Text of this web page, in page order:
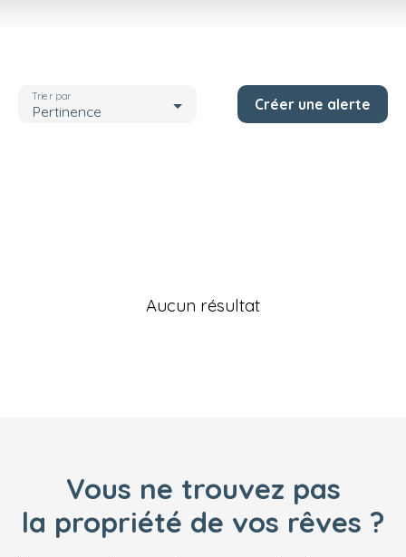
Budget max (€)
Pertinence
Trier par Créer une alerte
Aucun résultat
Vous ne trouvez pas
la propriété de vos rêves ?